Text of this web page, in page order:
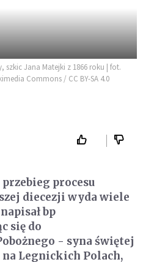
szkic Jana Matejki z 1866 roku | fot.
Commons / CC BY-SA 4.0
procesu
diecezji wyda wiele
bp
się do
- syna świętej
na Legnickich Polach,